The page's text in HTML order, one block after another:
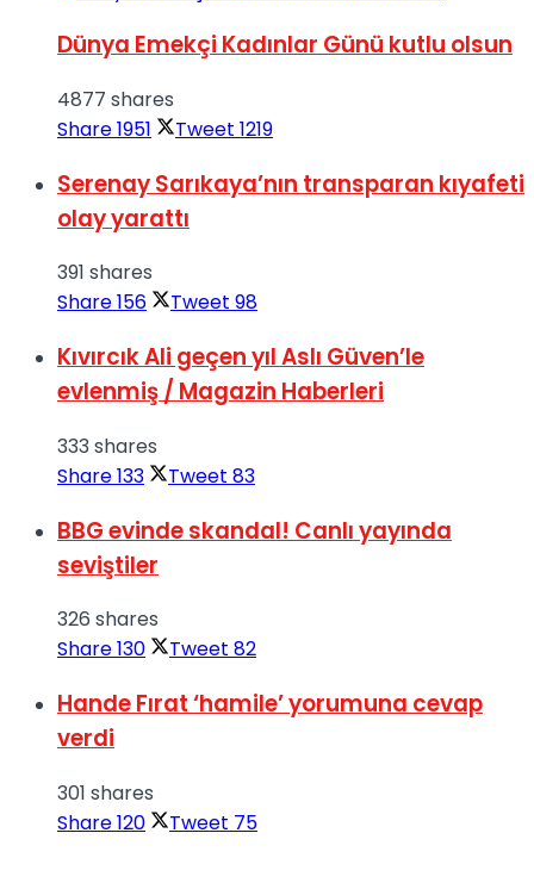
Dünya Emekçi Kadınlar Günü kutlu olsun
4877 shares
Share1951 Tweet 1219
Serenay Sarıkaya’nın transparan kıyafeti
olay yarattı
391 shares
Share156 Tweet 98
Kıvırcık Ali geçen yıl Aslı Güven’le
evlenmiş / Magazin Haberleri
333 shares
Share133 Tweet 83
BBG evinde skandal! Canlı yayında
seviştiler
326 shares
Share130 Tweet 82
Hande Fırat ‘hamile’ yorumuna cevap
verdi
301 shares
Share120 Tweet 75